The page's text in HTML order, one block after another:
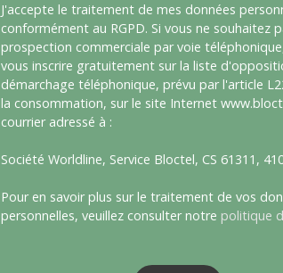
J'accepte le traitement de mes données
conformément au RGPD. Si vous ne souhaitez
prospection commerciale par voie
vous inscrire gratuitement sur la liste
démarchage téléphonique, prévu par l'article
la consommation, sur le site Internet
courrier adressé à :
Société Worldline, Service Bloctel, CS 61311,
Pour en savoir plus sur le traitement de vos
personnelles, veuillez consulter notre politique